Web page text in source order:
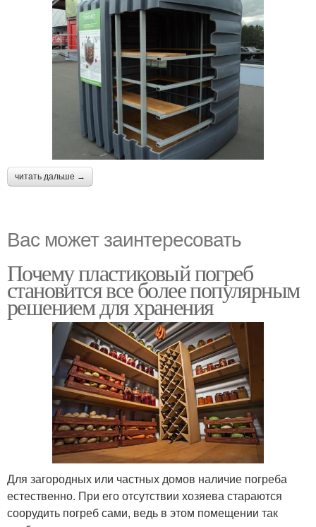
читать дальше →
Вас может заинтересовать
Почему пластиковый погреб
становится все более популярным
решением для хранения
Для загородных или частных домов наличие погреба
естественно. При его отсутствии хозяева стараются
соорудить погреб сами, ведь в этом помещении так